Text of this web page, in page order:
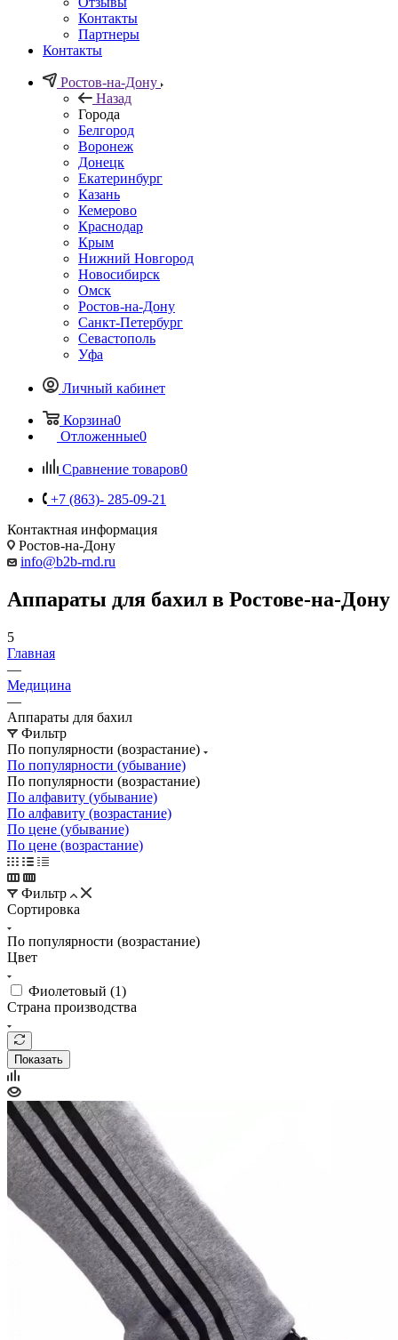
Контакты
Партнеры
Контакты
Ростов-на-Дону
Назад
Города
Белгород
Воронеж
Донецк
Екатеринбург
Казань
Кемерово
Краснодар
Крым
Нижний Новгород
Новосибирск
Омск
Ростов-на-Дону
Санкт-Петербург
Севастополь
Уфа
Личный кабинет
Корзина0
Отложенные0
Сравнение товаров0
+7 (863)- 285-09-21
Контактная информация
Ростов-на-Дону
info@b2b-rnd.ru
Аппараты для бахил в Ростове-на-Дону
5
Главная
—
Медицина
—
Аппараты для бахил
Фильтр
По популярности (возрастание)
По популярности (убывание)
По популярности (возрастание)
По алфавиту (убывание)
По алфавиту (возрастание)
По цене (убывание)
По цене (возрастание)
Фильтр
Сортировка
По популярности (возрастание)
Цвет
Фиолетовый (1)
Страна производства
Показать